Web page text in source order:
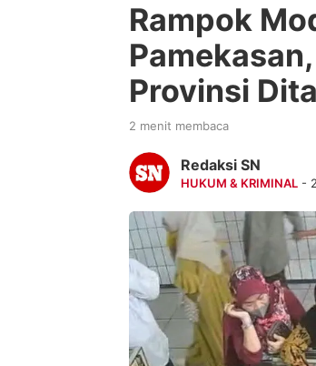
Rampok
Provinsi
2 menit membaca
Redaksi SN
HUKUM & KRIMINAL -